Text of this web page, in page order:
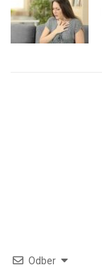
Odber